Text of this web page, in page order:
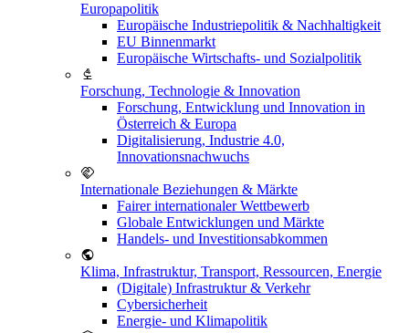
Europapolitik
Europäische Industriepolitik & Nachhaltigkeit
EU Binnenmarkt
Europäische Wirtschafts- und Sozialpolitik
Forschung, Technologie & Innovation
Forschung, Entwicklung und Innovation in
Österreich & Europa
Digitalisierung, Industrie 4.0,
Innovationsnachwuchs
Internationale Beziehungen & Märkte
Fairer internationaler Wettbewerb
Globale Entwicklungen und Märkte
Handels- und Investitionsabkommen
Klima, Infrastruktur, Transport, Ressourcen, Energie
(Digitale) Infrastruktur & Verkehr
Cybersicherheit
Energie- und Klimapolitik